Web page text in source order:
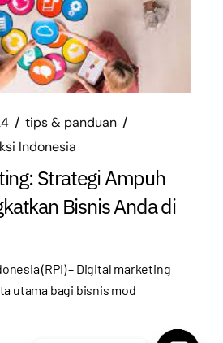
tips & panduan
Indonesia
Strategi Ampuh
Bisnis Anda di
(RPI) – Digital marketing
utama bagi bisnis mod